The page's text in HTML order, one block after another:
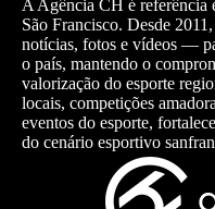
A Agência CH é referência
São Francisco. Desde
notícias, fotos e vídeos —
o país, mantendo o
valorização do esporte
locais, competições
eventos do esporte,
do cenário esportivo